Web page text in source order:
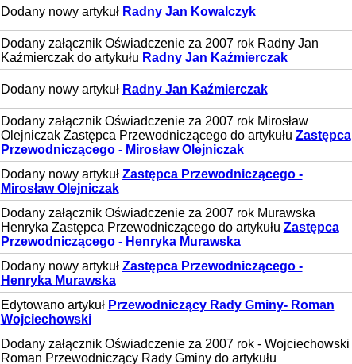
Dodany nowy artykuł Radny Jan Kowalczyk
Dodany załącznik Oświadczenie za 2007 rok Radny Jan
Kaźmierczak do artykułu Radny Jan Kaźmierczak
Dodany nowy artykuł Radny Jan Kaźmierczak
Dodany załącznik Oświadczenie za 2007 rok Mirosław
Olejniczak Zastępca Przewodniczącego do artykułu Zastępca
Przewodniczącego - Mirosław Olejniczak
Dodany nowy artykuł Zastępca Przewodniczącego -
Mirosław Olejniczak
Dodany załącznik Oświadczenie za 2007 rok Murawska
Henryka Zastępca Przewodniczącego do artykułu Zastępca
Przewodniczącego - Henryka Murawska
Dodany nowy artykuł Zastępca Przewodniczącego -
Henryka Murawska
Edytowano artykuł Przewodniczący Rady Gminy- Roman
Wojciechowski
Dodany załącznik Oświadczenie za 2007 rok - Wojciechowski
Roman Przewodniczący Rady Gminy do artykułu